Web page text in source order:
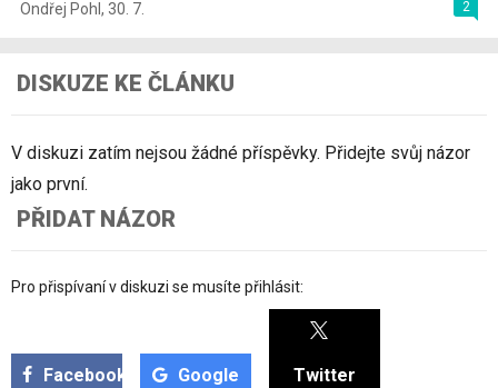
2
Ondřej Pohl , 30. 7.
DISKUZE KE ČLÁNKU
V diskuzi zatím nejsou žádné příspěvky. Přidejte svůj názor
jako první.
PŘIDAT NÁZOR
Pro přispívaní v diskuzi se musíte přihlásit:
Facebook Google Twitter